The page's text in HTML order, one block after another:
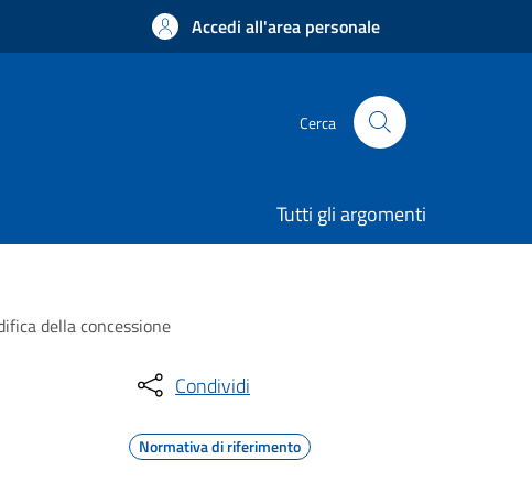
Accedi all'area personale
Cerca
Tutti gli argomenti
della concessione
Condividi
Normativa di riferimento